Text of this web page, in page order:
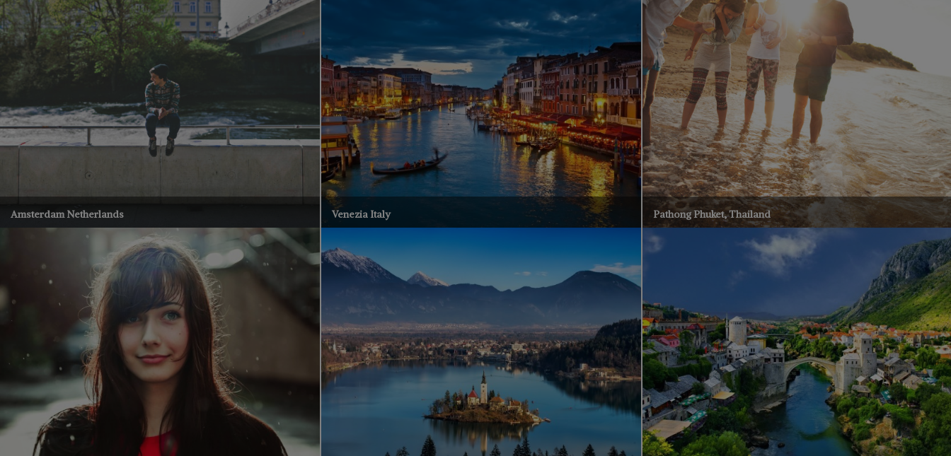
Amsterdam Netherlands Venezia Italy Pathong Phuket, Thailand